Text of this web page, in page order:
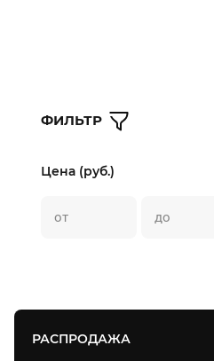
ФИЛЬТР
Цена (руб.)
РАСПРОДАЖА